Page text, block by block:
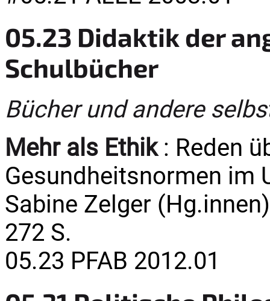
05.23 Didaktik der
Schulbücher
Bücher und andere
Mehr als Ethik: Reden
Gesundheitsnormen im
Sabine Zelger
272 S.
05.23 PFAB 2012.01